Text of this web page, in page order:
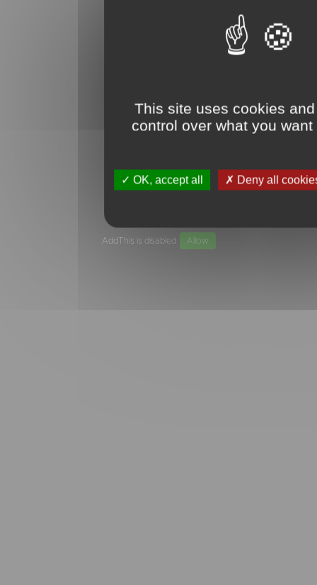
AddThis is disabled. Allow
This site uses cookies
control over what you
OK, accept all Deny all